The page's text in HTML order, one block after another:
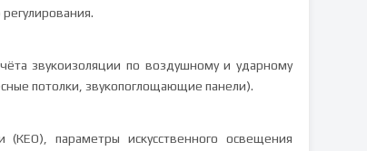
звукоизоляции по воздушному и ударному
потолки, звукопоглощающие панели).
(КЕО), параметры искусственного освещения